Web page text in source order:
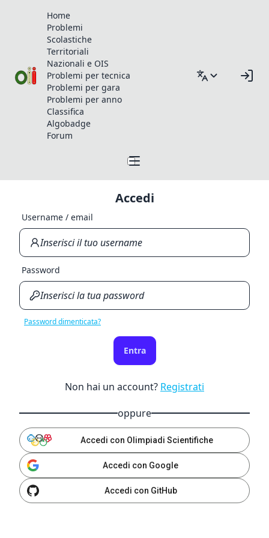
Home
Problemi
Scolastiche
Territoriali
Nazionali e OIS
Problemi per tecnica
Problemi per gara
Problemi per anno
Classifica
Algobadge
Forum
Accedi
Username / email
Password
Password dimenticata?
Entra
Non hai un account? Registrati
oppure
Accedi con Olimpiadi Scientifiche
Accedi con Google
Accedi con GitHub